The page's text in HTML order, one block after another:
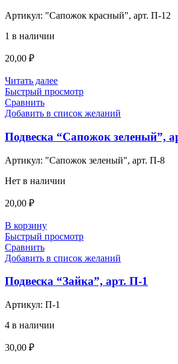
Артикул: "Сапожок красный", арт. П-12
1 в наличии
20,00 ₽
Читать далее
Быстрый просмотр
Сравнить
Добавить в список желаний
Подвеска “Сапожок зеленый”,
Артикул: "Сапожок зеленый", арт. П-8
Нет в наличии
20,00 ₽
В корзину
Быстрый просмотр
Сравнить
Добавить в список желаний
Подвеска “Зайка”, арт. П-1
Артикул: П-1
4 в наличии
30,00 ₽